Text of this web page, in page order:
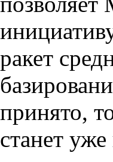
ракет
принято,
станет